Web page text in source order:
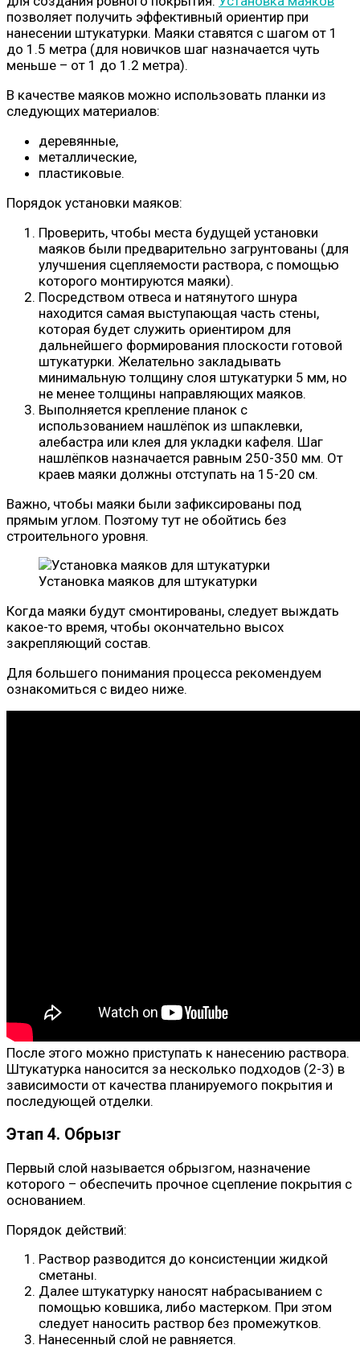
позволяет получить эффективный ориентир при
нанесении штукатурки. Маяки ставятся с шагом от 1
до 1.5 метра (для новичков шаг назначается чуть
меньше – от 1 до 1.2 метра).
В качестве маяков можно использовать планки из
следующих материалов:
деревянные,
металлические,
пластиковые.
Порядок установки маяков:
Проверить, чтобы места будущей установки
маяков были предварительно загрунтованы (для
улучшения сцепляемости раствора, с помощью
которого монтируются маяки).
Посредством отвеса и натянутого шнура
находится самая выступающая часть стены,
которая будет служить ориентиром для
дальнейшего формирования плоскости готовой
штукатурки. Желательно закладывать
минимальную толщину слоя штукатурки 5 мм, но
не менее толщины направляющих маяков.
Выполняется крепление планок с
использованием нашлёпок из шпаклевки,
алебастра или клея для укладки кафеля. Шаг
нашлёпков назначается равным 250-350 мм. От
краев маяки должны отступать на 15-20 см.
Важно, чтобы маяки были зафиксированы под
прямым углом. Поэтому тут не обойтись без
строительного уровня.
Установка маяков для штукатурки
Когда маяки будут смонтированы, следует выждать
какое-то время, чтобы окончательно высох
закрепляющий состав.
Для большего понимания процесса рекомендуем
ознакомиться с видео ниже.
После этого можно приступать к нанесению раствора.
Штукатурка наносится за несколько подходов (2-3) в
зависимости от качества планируемого покрытия и
последующей отделки.
Этап 4. Обрызг
Первый слой называется обрызгом, назначение
которого – обеспечить прочное сцепление покрытия с
основанием.
Порядок действий:
Раствор разводится до консистенции жидкой
сметаны.
Далее штукатурку наносят набрасыванием с
помощью ковшика, либо мастерком. При этом
следует наносить раствор без промежутков.
Нанесенный слой не равняется.